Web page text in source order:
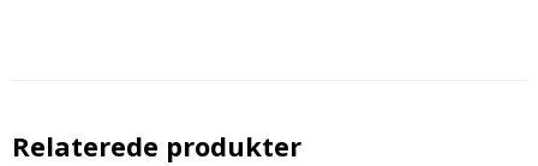
Relaterede produkter